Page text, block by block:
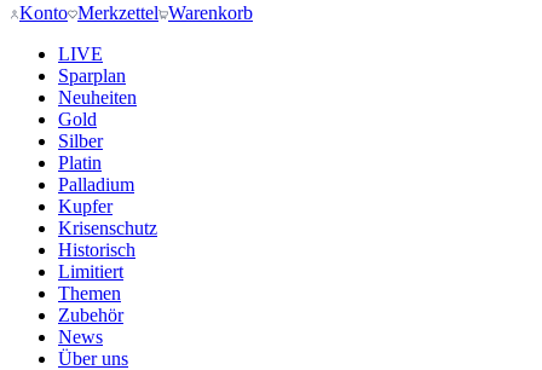
Konto Merkzettel Warenkorb
LIVE
Sparplan
Neuheiten
Gold
Silber
Platin
Palladium
Kupfer
Krisenschutz
Historisch
Limitiert
Themen
Zubehör
News
Über uns